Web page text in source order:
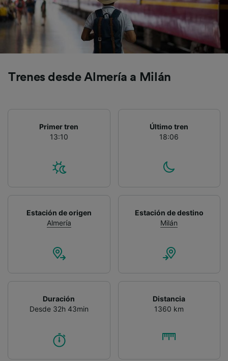
Trenes desde Almería a Milán
Primer tren
13:10
Último tren
18:06
Estación de origen
Almería
Estación de destino
Milán
Duración
Desde 32h 43min
Distancia
1360 km
precisa. Analizar activamente las
características del dispositivo para su
identificación. Almacenar la información en un
dispositivo y/o acceder a ella. Publicidad y
contenido personalizados, medición de